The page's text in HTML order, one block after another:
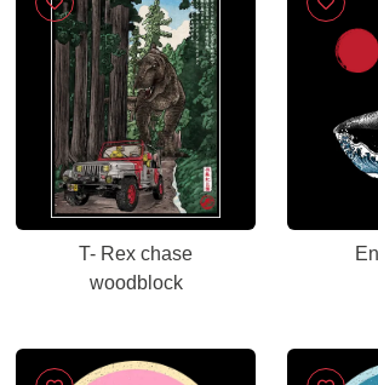
T- Rex chase
woodblock